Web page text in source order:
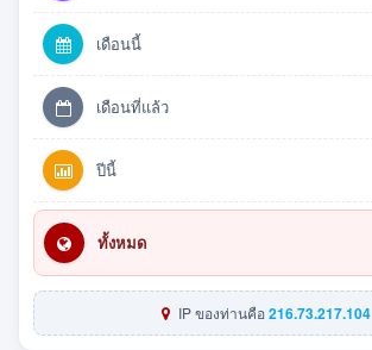
เดือนนี้
เดือนที่แล้ว
ปีนี้
ทั้งหมด
IP ของท่านคือ216.73.217.104